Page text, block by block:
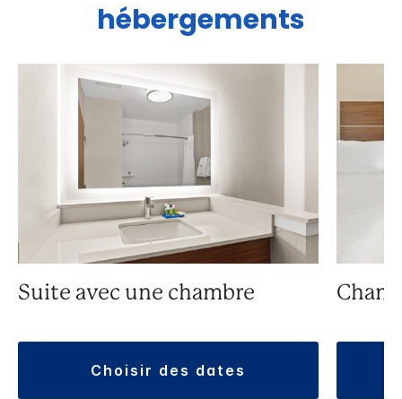
hébergements
Suite avec une chambre
choisir des dates